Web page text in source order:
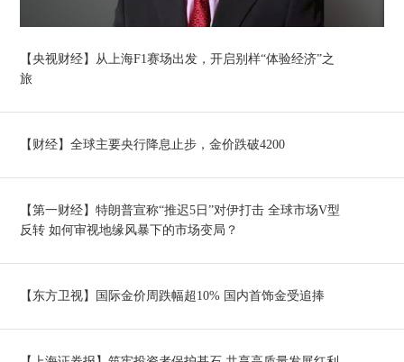
【央视财经】从上海F1赛场出发，开启别样“体验经济”之
旅
【财经】全球主要央行降息止步，金价跌破4200
【第一财经】特朗普宣称“推迟5日”对伊打击 全球市场V型
反转 如何审视地缘风暴下的市场变局？
【东方卫视】国际金价周跌幅超10% 国内首饰金受追捧